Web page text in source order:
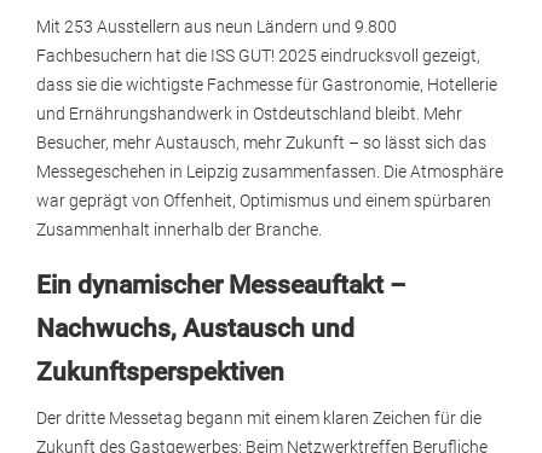
Mit 253 Ausstellern aus neun Ländern und 9.800
Fachbesuchern hat die ISS GUT! 2025 eindrucksvoll gezeigt,
dass sie die wichtigste Fachmesse für Gastronomie, Hotellerie
und Ernährungshandwerk in Ostdeutschland bleibt. Mehr
Besucher, mehr Austausch, mehr Zukunft – so lässt sich das
Messegeschehen in Leipzig zusammenfassen. Die Atmosphäre
war geprägt von Offenheit, Optimismus und einem spürbaren
Zusammenhalt innerhalb der Branche.
Ein dynamischer Messeauftakt –
Nachwuchs, Austausch und
Zukunftsperspektiven
Der dritte Messetag begann mit einem klaren Zeichen für die
Zukunft des Gastgewerbes: Beim Netzwerktreffen Berufliche